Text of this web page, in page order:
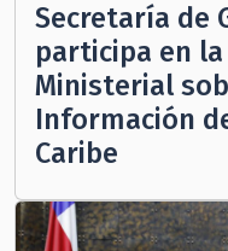
Secretaría de
participa en
Ministerial
Información
Caribe